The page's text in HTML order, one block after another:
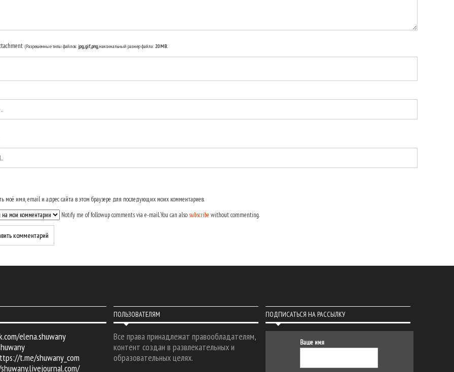
(Разрешенные типы файлов:jpg, gif, png, максимальный размер файла:20MB.
моё имя, email и адрес сайта в этом браузере для последующих моих комментариев.
Notify me of followup comments via e-mail. You can also subscribe without commenting.
elena.shuwany
t.me/shuwany_com
ПОЛЬЗОВАТЕЛЯМ
Все права принадлежат правообладателям,
контент создан в развлекательных и
образовательных целях.
ПОДПИСАТЬСЯ НА РАССЫЛКУ
Ваше имя